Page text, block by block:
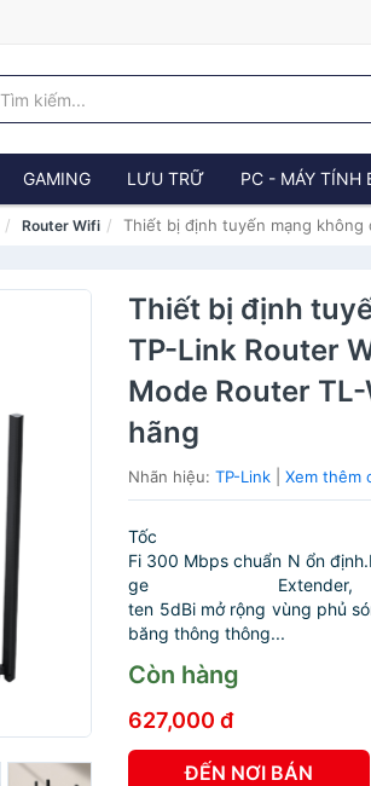
GAMING LƯU TRỮ PC - MÁY TÍNH
Router Wifi Thiết bị định tuyến mạng không
Thiết bị định
TP-Link Router
Mode Router
hãng
Nhãn hiệu:TP-Link |Xem thêm
Tốc
Fi 300 Mbps chuẩn N ổn
ge
ten 5dBi mở rộng vùng phủ
băng thông thông...
Còn hàng
627,000 đ
ĐẾN NƠI BÁN